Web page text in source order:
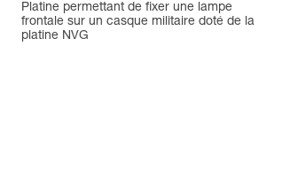
Platine permettant de fixer une lampe
frontale sur un casque militaire doté de la
platine NVG